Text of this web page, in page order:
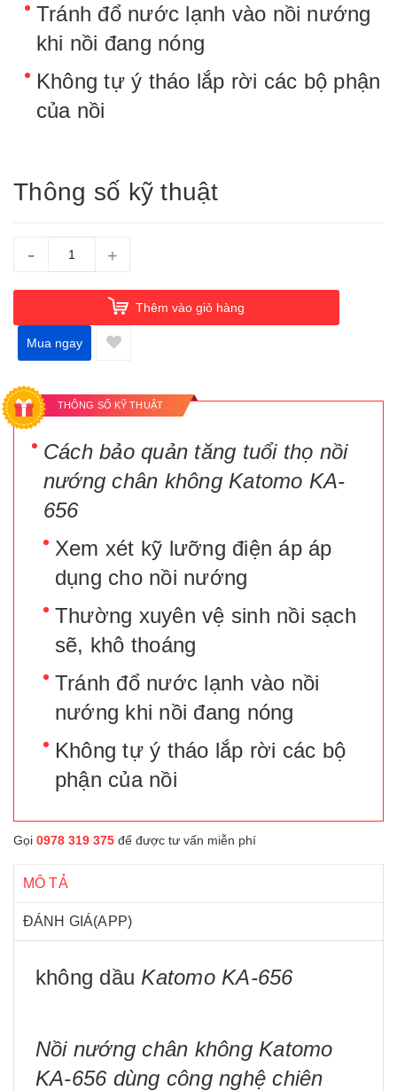
Tránh đổ nước lạnh vào nồi nướng
khi nồi đang nóng
Không tự ý tháo lắp rời các bộ phận
của nồi
Thông số kỹ thuật
- +
Thêm vào giỏ hàng
Mua ngay
KHUYẾN MÃI CỰC LỚN
Cách bảo quản tăng tuổi thọ nồi
nướng chân không Katomo KA-
656
Xem xét kỹ lưỡng điện áp áp
dụng cho nồi nướng
Thường xuyên vệ sinh nồi sạch
sẽ, khô thoáng
Tránh đổ nước lạnh vào nồi
nướng khi nồi đang nóng
Không tự ý tháo lắp rời các bộ
phận của nồi
THÔNG SỐ KỸ THUẬT
Gọi 0978 319 375 để được tư vấn miễn phí
MÔ TẢ
ĐÁNH GIÁ(APP)
không dầu Katomo KA-656
Nồi nướng chân không Katomo
KA-656 dùng công nghệ chiên